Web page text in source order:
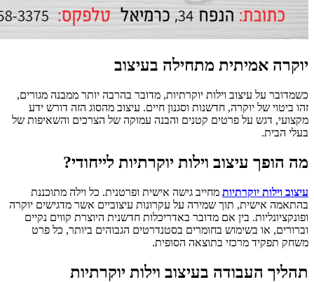
יוקרה אמיתית מתחילה בעיצוב
כשמדובר על עיצוב וילות יוקרתיות, מדובר בהרבה יותר ממבנה מגורים,
זהו ביטוי של יוקרה, חדשנות וסגנון חיים. עיצוב מהסוג הזה דורש ידע
מקצועי, דגש על פרטים קטנים והבנה עמוקה של הצרכים והשאיפות של
בעלי הבית.
מה הופך עיצוב וילות יוקרתיות לייחודי?
עיצוב וילות יוקרתיות מחייב גישה אישית ופרטנית. כל וילה מתוכננת
בהתאמה אישית, תוך שמירה על עקרונות עיצוביים אשר מדגישים יוקרה
ופונקציונליות. בין אם מדובר באדריכלות חדשנית היוצרת קווים נקיים
וברורים, או בשימוש בחומרים בסטנדרטים הגבוהים ביותר, כל פרט
משחק תפקיד מרכזי בתוצאה הסופית.
תהליך העבודה בעיצוב וילות יוקרתיות